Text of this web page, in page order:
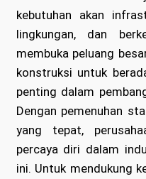
kebutuhan akan
lingkungan, dan
membuka peluang
konstruksi untuk
penting dalam
Dengan pemenuhan
yang tepat,
percaya diri dalam
ini. Untuk mendukung